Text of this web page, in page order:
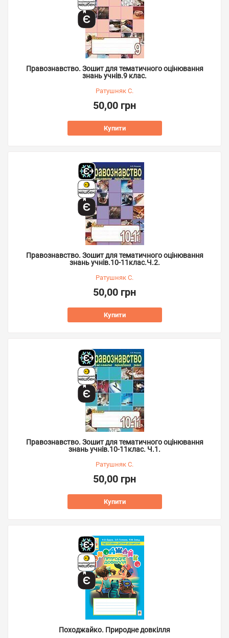
Правознавство. Зошит для тематичного оцінювання
знань учнів.9 клас.
Ратушняк С.
50,00 грн
Купити
Правознавство. Зошит для тематичного оцінювання
знань учнів.10-11клас.Ч.2.
Ратушняк С.
50,00 грн
Купити
Правознавство. Зошит для тематичного оцінювання
знань учнів.10-11клас. Ч.1.
Ратушняк С.
50,00 грн
Купити
Походжайко. Природне довкілля